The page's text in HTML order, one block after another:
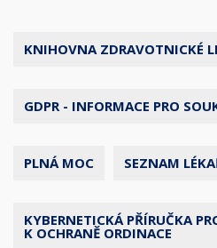
KNIHOVNA ZDRAVOTNICKÉ
GDPR - INFORMACE PRO
PLNÁ MOC SEZNAM
KYBERNETICKÁ PŘÍRUČKA
K OCHRANĚ ORDINACE